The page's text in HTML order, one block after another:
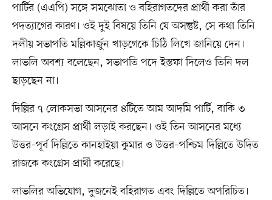
পার্টির (এএপি) সঙ্গে সমঝোতা ও বহিরাগতদের প্রার্থী করা তাঁর
পদত্যাগের কারণ। ওই দুই বিষয়ে তিনি যে অসন্তুষ্ট, সে কথা তিনি
দলীয় সভাপতি মল্লিকার্জুন খাড়গেকে চিঠি লিখে জানিয়ে দেন।
লাভলি অবশ্য বলেছেন, সভাপতি পদে ইস্তফা দিলেও তিনি দল
ছাড়ছেন না।
দিল্লির ৭ লোকসভা আসনের ৪টিতে আম আদমি পার্টি, বাকি ৩
আসনে কংগ্রেস প্রার্থী লড়াই করছেন। ওই তিন আসনের মধ্যে
উত্তর–পূর্ব দিল্লিতে কানহাইয়া কুমার ও উত্তর–পশ্চিম দিল্লিতে উদিত
রাজকে কংগ্রেস প্রার্থী করেছে।
লাভলির অভিযোগ, দুজনেই বহিরাগত এবং দিল্লিতে অপরিচিত।